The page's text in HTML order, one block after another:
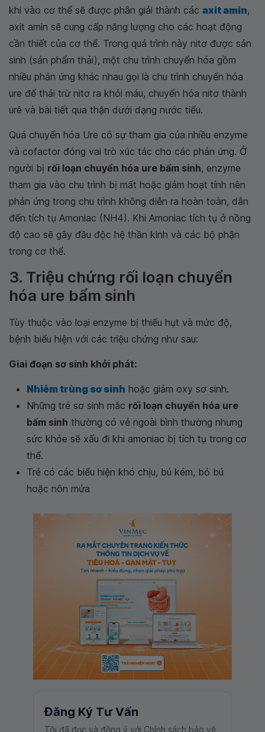
khi vào cơ thể sẽ được phân giải thành các axit amin,
axit amin sẽ cung cấp năng lượng cho các hoạt động
cần thiết của cơ thể. Trong quá trình này nitơ được sản
sinh (sản phẩm thải), một chu trình chuyển hóa gồm
nhiều phản ứng khác nhau gọi là chu trình chuyển hóa
ure để thải trừ nitơ ra khỏi máu, chuyển hóa nitơ thành
urê và bài tiết qua thận dưới dạng nước tiểu.
Quá chuyển hóa Ure có sự tham gia của nhiều enzyme
và cofactor đóng vai trò xúc tác cho các phản ứng. Ở
người bị rối loạn chuyển hóa ure bẩm sinh, enzyme
tham gia vào chu trình bị mất hoặc giảm hoạt tính nên
phản ứng trong chu trình không diễn ra hoàn toàn, dẫn
đến tích tụ Amoniac (NH4). Khi Amoniac tích tụ ở nồng
độ cao sẽ gây đầu độc hệ thần kinh và các bộ phận
trong cơ thể.
3. Triệu chứng rối loạn chuyển
hóa ure bẩm sinh
Tùy thuộc vào loại enzyme bị thiếu hụt và mức độ,
bệnh biểu hiện với các triệu chứng như sau:
Giai đoạn sơ sinh khởi phát:
Nhiễm trùng sơ sinh hoặc giảm oxy sơ sinh.
Những trẻ sơ sinh mắc rối loạn chuyển hóa ure
bẩm sinh thường có vẻ ngoài bình thường nhưng
sức khỏe sẽ xấu đi khi amoniac bị tích tụ trong cơ
thể.
Trẻ có các biểu hiện khó chịu, bú kém, bỏ bú
hoặc nôn mửa
Đăng Ký Tư Vấn
Tôi đã đọc và đồng ý với Chính sách bảo vệ